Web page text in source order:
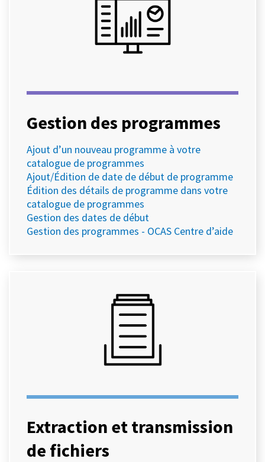
Gestion des programmes
Ajout d’un nouveau programme à votre
catalogue de programmes
Ajout/Édition de date de début de programme
Édition des détails de programme dans votre
catalogue de programmes
Gestion des dates de début
Gestion des programmes - OCAS Centre d’aide
Extraction et transmission
de fichiers